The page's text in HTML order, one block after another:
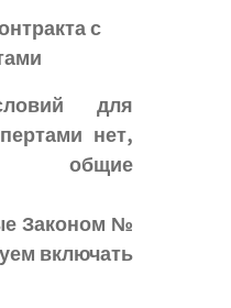
с
для
нет,
общие
Законом №
включать